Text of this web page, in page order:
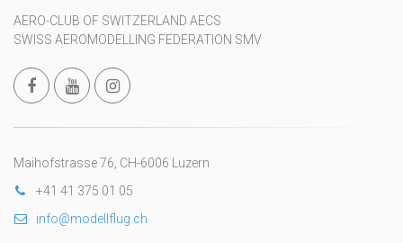
AERO-CLUB OF SWITZERLAND AECS
SWISS AEROMODELLING FEDERATION SMV
Maihofstrasse 76, CH-6006 Luzern
+41 41 375 01 05
info@modellflug.ch